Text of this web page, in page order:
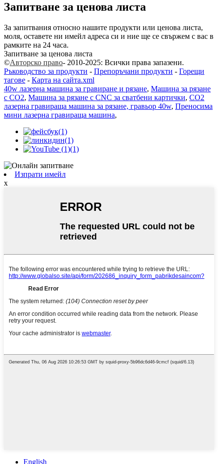
Запитване за ценова листа
За запитвания относно нашите продукти или ценова листа,
моля, оставете ни имейл адреса си и ние ще се свържем с вас в
рамките на 24 часа.
Запитване за ценова листа
©Авторско право- 2010-2025: Всички права запазени.
Ръководство за продукти - Препоръчани продукти - Горещи
тагове - Карта на сайта.xml
40w лазерна машина за гравиране и рязане, Машина за рязане
с CO2, Машина за рязане с CNC за сватбени картички, CO2
лазерна гравираща машина за рязане, гравьор 40w, Преносима
мини лазерна гравираща машина,
Изпрати имейл
x
English